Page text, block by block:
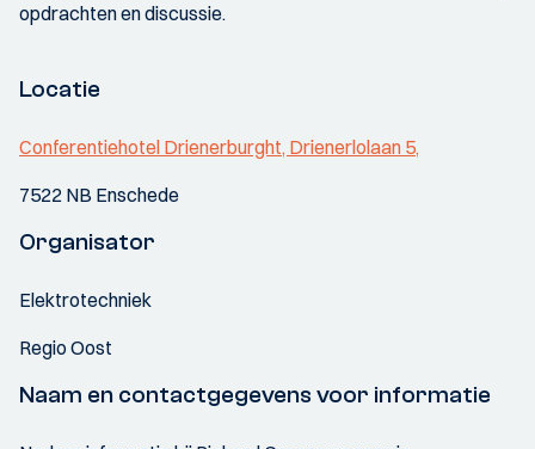
opdrachten en discussie.
Locatie
Conferentiehotel Drienerburght, Drienerlolaan 5,
7522 NB Enschede
Organisator
Elektrotechniek
Regio Oost
Naam en contactgegevens voor informatie